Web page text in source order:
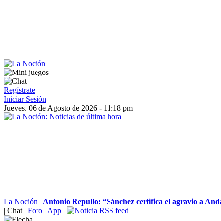
Regístrate
Iniciar Sesión
Jueves, 06 de Agosto de 2026 - 11:18 pm
La Noción | Antonio Repullo: “Sánchez certifica el agravio a
| Chat | Foro | App |